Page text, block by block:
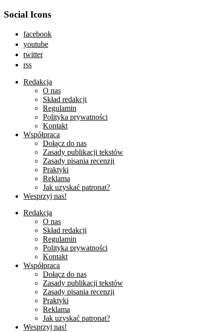
Social Icons
facebook
youtube
twitter
rss
Redakcja
O nas
Skład redakcji
Regulamin
Polityka prywatności
Kontakt
Współpraca
Dołącz do nas
Zasady publikacji tekstów
Zasady pisania recenzji
Praktyki
Reklama
Jak uzyskać patronat?
Wesprzyj nas!
Redakcja
O nas
Skład redakcji
Regulamin
Polityka prywatności
Kontakt
Współpraca
Dołącz do nas
Zasady publikacji tekstów
Zasady pisania recenzji
Praktyki
Reklama
Jak uzyskać patronat?
Wesprzyj nas!